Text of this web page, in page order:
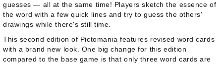
guesses — all at the same time! Players sketch the essence of
the word with a few quick lines and try to guess the others'
drawings while there's still time.
This second edition of Pictomania features revised word cards
with a brand new look. One big change for this edition
compared to the base game is that only three word cards are